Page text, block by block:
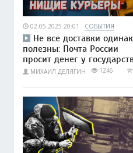
02.05.2025 20:01 СОБЫТИЯ
Не все доставки
полезны: Почта России
просит денег у
МИХАИЛ ДЕЛЯГИН 1246